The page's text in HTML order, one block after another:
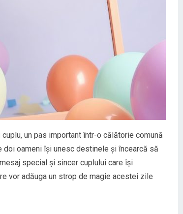
un pas important într-o călătorie comună
oameni își unesc destinele și încearcă să
special și sincer cuplului care își
vor adăuga un strop de magie acestei zile